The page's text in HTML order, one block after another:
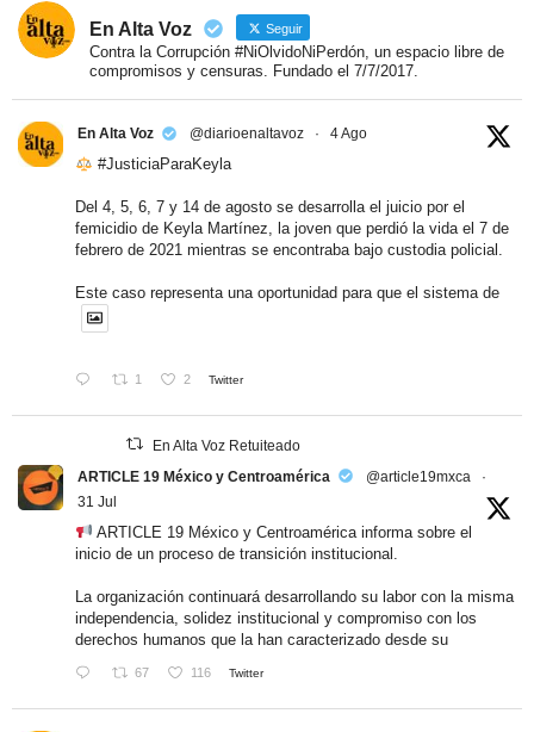
En Alta Voz Seguir
Contra la Corrupción #NiOlvidoNiPerdón, un espacio libre de
compromisos y censuras. Fundado el 7/7/2017.
En Alta Voz @diarioenaltavoz · 4 Ago
#JusticiaParaKeyla
Del 4, 5, 6, 7 y 14 de agosto se desarrolla el juicio por el
femicidio de Keyla Martínez, la joven que perdió la vida el 7 de
febrero de 2021 mientras se encontraba bajo custodia policial.
Este caso representa una oportunidad para que el sistema de
1 2 Twitter
En Alta Voz Retuiteado
ARTICLE 19 México y Centroamérica
@article19mxca
·
31 Jul
ARTICLE 19 México y Centroamérica informa sobre el
inicio de un proceso de transición institucional.
La organización continuará desarrollando su labor con la misma
independencia, solidez institucional y compromiso con los
derechos humanos que la han caracterizado desde su
67 116 Twitter